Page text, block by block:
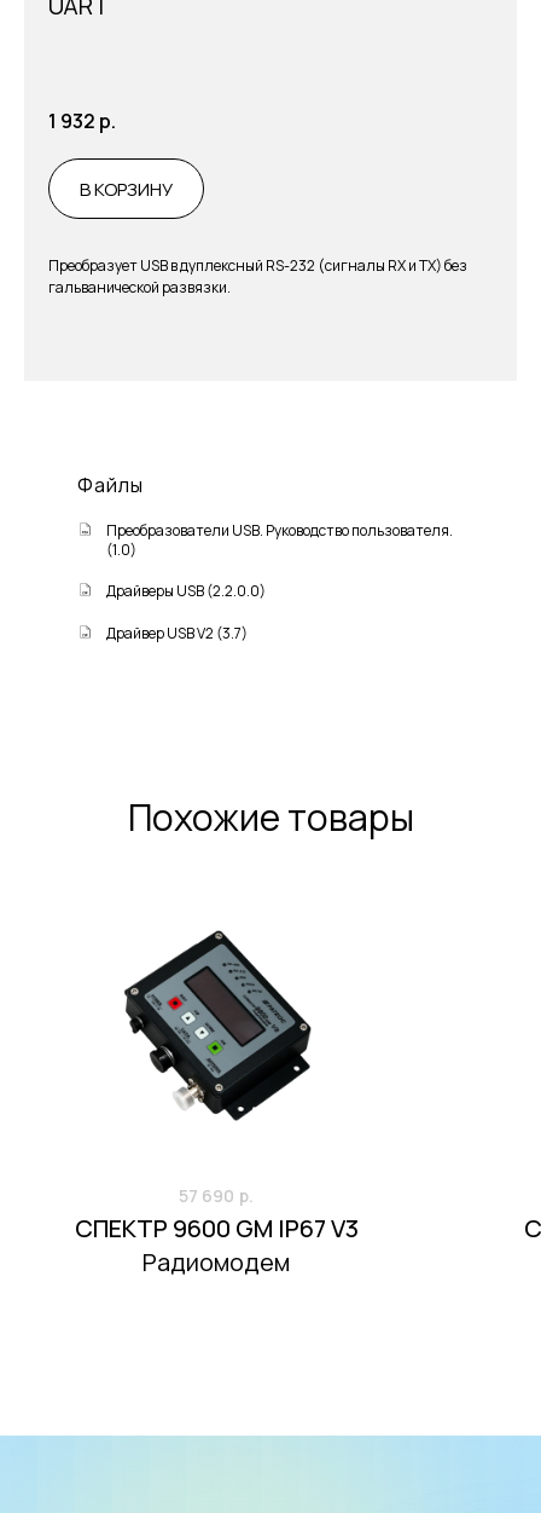
1 932 р.
В КОРЗИНУ
Преобразует USB в дуплексный RS-232 (сигналы RX и TX) без
гальванической развязки.
Файлы
Драйвер USB V2 (3.7)
Драйверы USB (2.2.0.0)
Преобразователи USB. Руководство пользователя.
(1.0)
Похожие товары
57 690 р.
СПЕКТР 9600 GM IP67 V3
Радиомодем